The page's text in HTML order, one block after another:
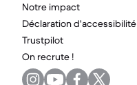
Notre impact
Déclaration d'accessibilité
Trustpilot
On recrute !